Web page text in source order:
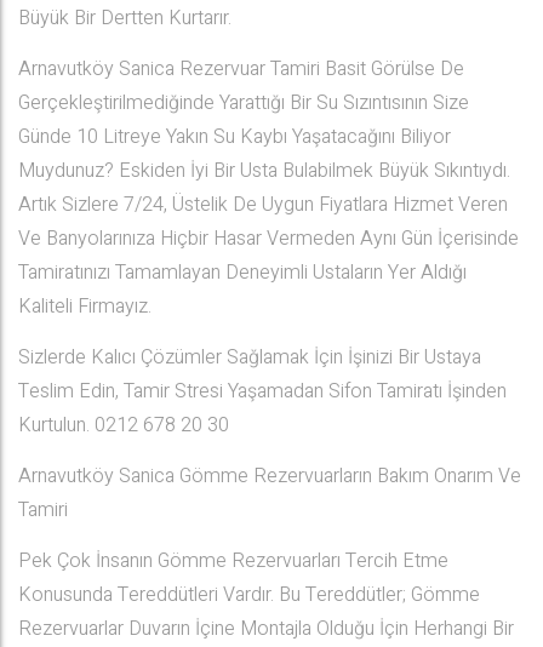
Büyük Bir Dertten Kurtarır.
Arnavutköy Sanica Rezervuar Tamiri Basit Görülse De
Gerçekleştirilmediğinde Yarattığı Bir Su Sızıntısının Size
Günde 10 Litreye Yakın Su Kaybı Yaşatacağını Biliyor
Muydunuz? Eskiden İyi Bir Usta Bulabilmek Büyük Sıkıntıydı.
Artık Sizlere 7/24, Üstelik De Uygun Fiyatlara Hizmet Veren
Ve Banyolarınıza Hiçbir Hasar Vermeden Aynı Gün İçerisinde
Tamiratınızı Tamamlayan Deneyimli Ustaların Yer Aldığı
Kaliteli Firmayız.
Sizlerde Kalıcı Çözümler Sağlamak İçin İşinizi Bir Ustaya
Teslim Edin, Tamir Stresi Yaşamadan Sifon Tamiratı İşinden
Kurtulun. 0212 678 20 30
Arnavutköy Sanica Gömme Rezervuarların Bakım Onarım Ve
Tamiri
Pek Çok İnsanın Gömme Rezervuarları Tercih Etme
Konusunda Tereddütleri Vardır. Bu Tereddütler; Gömme
Rezervuarlar Duvarın İçine Montajla Olduğu İçin Herhangi Bir